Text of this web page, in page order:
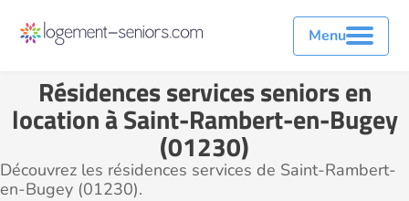
Menu
Résidences services seniors en
location à Saint-Rambert-en-Bugey
(01230)
Découvrez les résidences services de Saint-Rambert-
en-Bugey (01230).